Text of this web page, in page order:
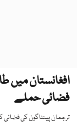
افغانستان میں
فضائی حملے
ترجمان پینٹاگون کی فضائی